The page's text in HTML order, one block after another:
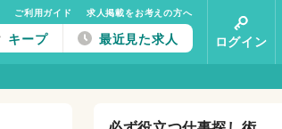
ご利用ガイド 求人掲載をお考えの方へ
キープ 最近見た求人 ログイン